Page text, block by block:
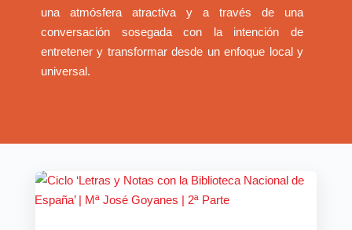
una atmósfera atractiva y a través de una
conversación sosegada con la intención de
entretener y transformar desde un enfoque local y
universal.